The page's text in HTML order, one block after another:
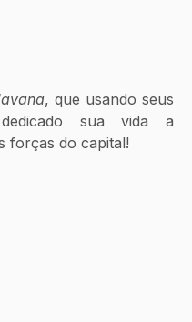
, que usando seus
dedicado sua vida a
forças do capital!